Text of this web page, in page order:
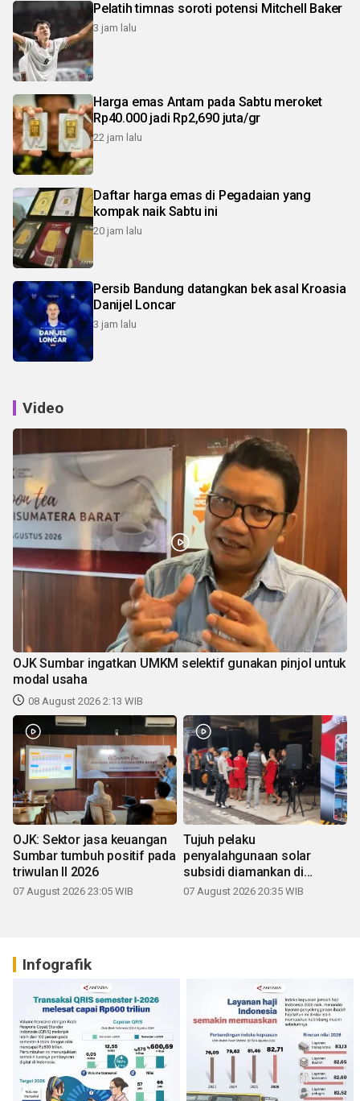
Pelatih timnas soroti potensi Mitchell Baker
3 jam lalu
Harga emas Antam pada Sabtu meroket
Rp40.000 jadi Rp2,690 juta/gr
22 jam lalu
Daftar harga emas di Pegadaian yang
kompak naik Sabtu ini
20 jam lalu
Persib Bandung datangkan bek asal Kroasia
Danijel Loncar
3 jam lalu
Video
OJK Sumbar ingatkan UMKM selektif gunakan pinjol untuk
modal usaha
08 August 2026 2:13 WIB
OJK: Sektor jasa keuangan
Sumbar tumbuh positif pada
triwulan II 2026
07 August 2026 23:05 WIB
Tujuh pelaku
penyalahgunaan solar
subsidi diamankan di
Sumbar
07 August 2026 20:35 WIB
Infografik